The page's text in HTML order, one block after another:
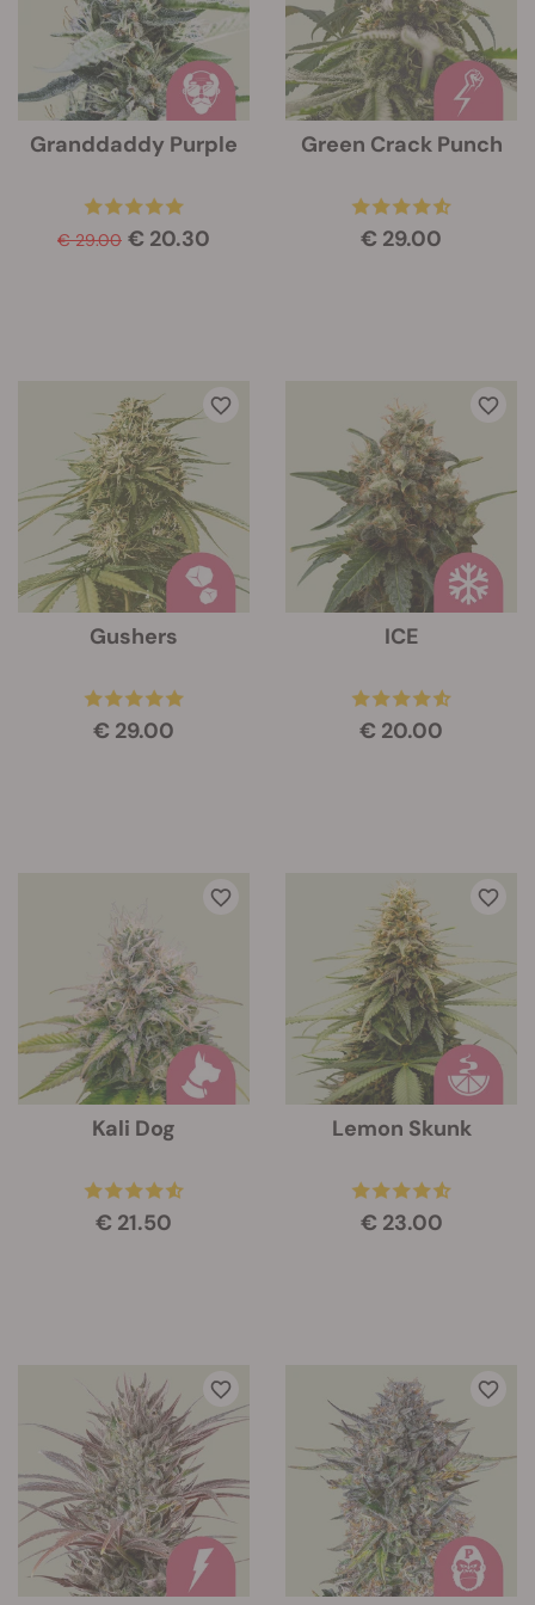
Granddaddy Purple
€ 29.00 € 20.30
Green Crack Punch
€ 29.00
Gushers
€ 29.00
ICE
€ 20.00
Kali Dog
€ 21.50
Lemon Skunk
€ 23.00